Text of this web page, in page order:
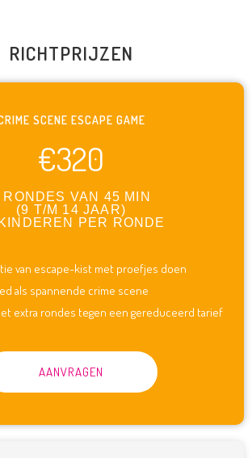
RICHTPRIJZEN
SCENE ESCAPE GAME
€320
RONDES VAN 45 MIN
(9 T/M 14 JAAR)
PER RONDE
van escape-kist met proefjes doen
als spannende crime scene
extra rondes tegen een gereduceerd tarief
AANVRAGEN